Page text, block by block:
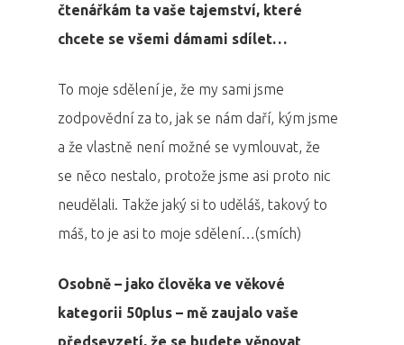
čtenářkám ta vaše tajemství, které
chcete se všemi dámami sdílet…
To moje sdělení je, že my sami jsme
zodpovědní za to, jak se nám daří, kým jsme
a že vlastně není možné se vymlouvat, že
se něco nestalo, protože jsme asi proto nic
neudělali. Takže jaký si to uděláš, takový to
máš, to je asi to moje sdělení…(smích)
Osobně – jako člověka ve věkové
kategorii 50plus – mě zaujalo vaše
předsevzetí, že se budete věnovat